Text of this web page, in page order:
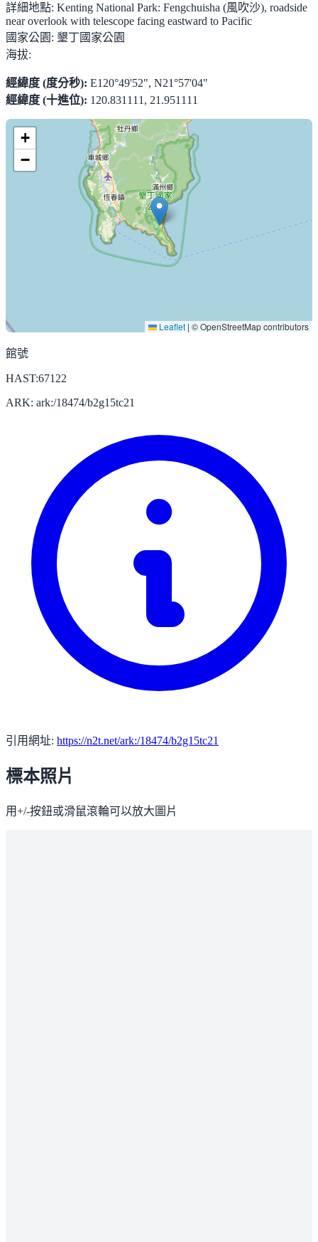
詳細地點: Kenting National Park: Fengchuisha (風吹沙), roadside
near overlook with telescope facing eastward to Pacific
國家公園: 墾丁國家公園
海拔:
經緯度 (度分秒): E120°49'52", N21°57'04"
經緯度 (十進位): 120.831111, 21.951111
+
−
Leaflet | © OpenStreetMap contributors
館號
HAST:67122
ARK: ark:/18474/b2g15tc21
引用網址: https://n2t.net/ark:/18474/b2g15tc21
標本照片
用+/-按鈕或滑鼠滾輪可以放大圖片